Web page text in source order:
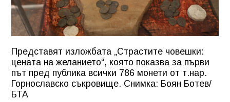
Представят изложбата „Страстите човешки:
цената на желанието“, която показва за първи
път пред публика всички 786 монети от т.нар.
Горнославско съкровище. Снимка: Боян Ботев/
БТА